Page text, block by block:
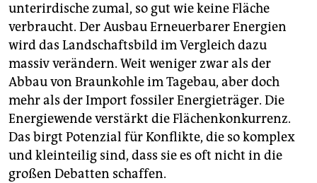
unterirdische zumal, so gut wie keine Fläche
verbraucht. Der Ausbau Erneuerbarer Energien
wird das Landschaftsbild im Vergleich dazu
massiv verändern. Weit weniger zwar als der
Abbau von Braunkohle im Tagebau, aber doch
mehr als der Import fossiler Energieträger. Die
Energiewende verstärkt die Flächenkonkurrenz.
Das birgt Potenzial für Konflikte, die so komplex
und kleinteilig sind, dass sie es oft nicht in die
großen Debatten schaffen.